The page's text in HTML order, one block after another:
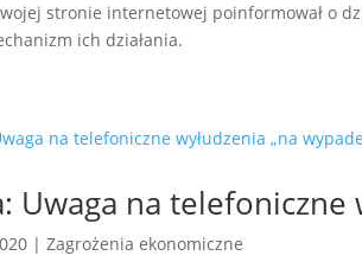
stronie internetowej poinformował o
ich działania.
Uwaga na telefoniczne
|Zagrożenia ekonomiczne